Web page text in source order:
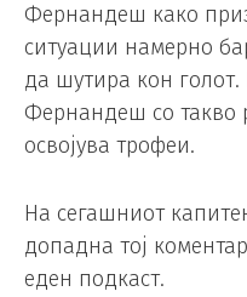
Фернандеш како
ситуации намерно
да шутира кон
Фернандеш со такво
освојува трофеи.
На сегашниот
допадна тој
еден подкаст.